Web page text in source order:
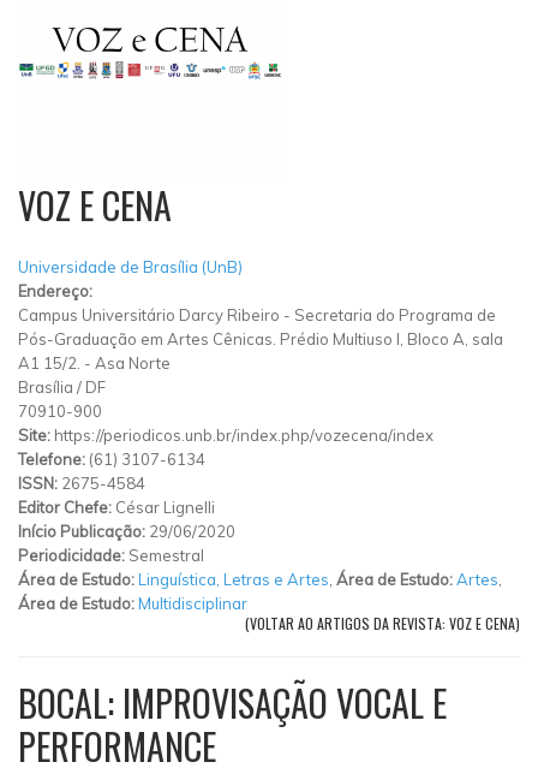
VOZ E CENA
Universidade de Brasília (UnB)
Endereço:
Campus Universitário Darcy Ribeiro - Secretaria do Programa de
Pós-Graduação em Artes Cênicas. Prédio Multiuso I, Bloco A, sala
A1 15/2. - Asa Norte
Brasília / DF
70910-900
Site: https://periodicos.unb.br/index.php/vozecena/index
Telefone: (61) 3107-6134
ISSN: 2675-4584
Editor Chefe: César Lignelli
Início Publicação: 29/06/2020
Periodicidade: Semestral
Área de Estudo:Linguística, Letras e Artes Área de Estudo:Artes
Área de Estudo:Multidisciplinar
(VOLTAR AO ARTIGOS DA REVISTA: VOZ E CENA)
BOCAL: IMPROVISAÇÃO VOCAL E
PERFORMANCE